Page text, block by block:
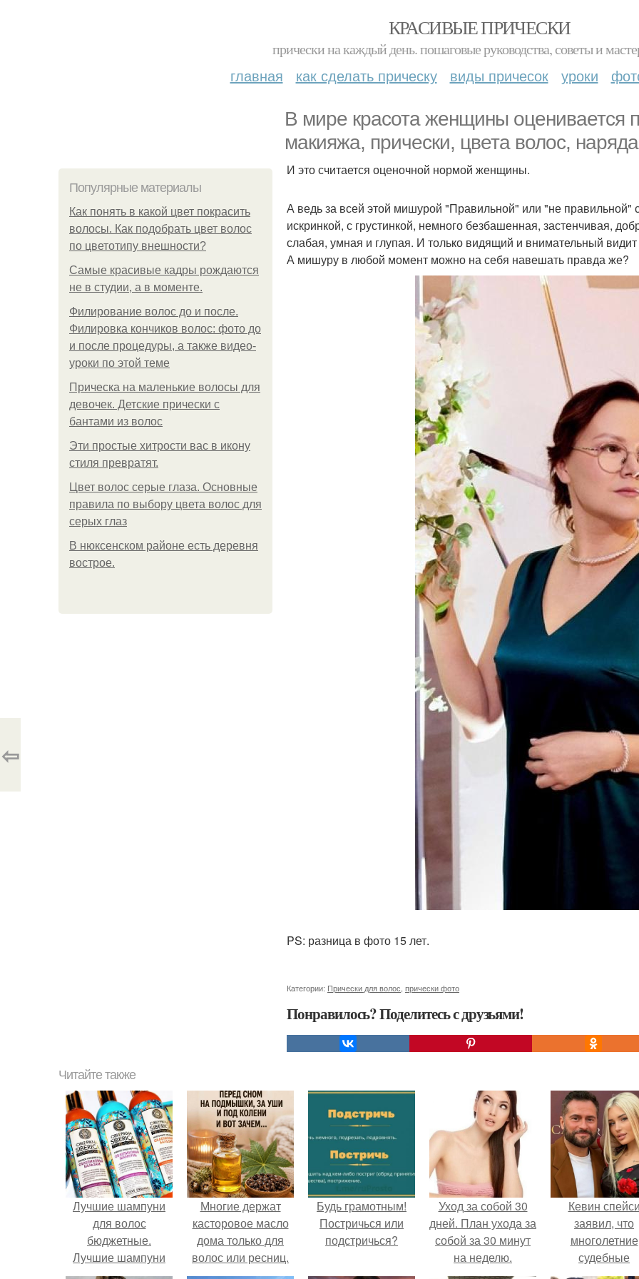
КРАСИВЫЕ ПРИЧЕСКИ
прически на каждый день. пошаговые руководства, советы и
главная как сделать прическу виды причесок уроки
В мире красота женщины оценивается
макияжа, прически, цвета волос,
Популярные материалы
Как понять в какой цвет покрасить
волосы. Как подобрать цвет волос
по цветотипу внешности?
Самые красивые кадры рождаются
не в студии, а в моменте.
Филирование волос до и после.
Филировка кончиков волос: фото до
и после процедуры, а также видео-
уроки по этой теме
Прическа на маленькие волосы для
девочек. Детские прически с
бантами из волос
Эти простые хитрости вас в икону
стиля превратят.
Цвет волос серые глаза. Основные
правила по выбору цвета волос для
серых глаз
В нюксенском районе есть деревня
вострое.
И это считается оценочной нормой женщины.
А ведь за всей этой мишурой "Правильной" или "не правильной"
искринкой, с грустинкой, немного безбашенная, застенчивая,
слабая, умная и глупая. И только видящий и внимательный
А мишуру в любой момент можно на себя навешать правда же?
PS: разница в фото 15 лет.
Категории: Прически для волос прически фото
Понравилось? Поделитесь с друзьями!
⇦
Читайте также
Лучшие шампуни
для волос
бюджетные.
Лучшие шампуни
для тонких жирных
Многие держат
касторовое масло
дома только для
волос или ресниц.
Будь грамотным!
Постричься или
подстричься?
Уход за собой 30
дней. План ухода за
собой за 30 минут
на неделю.
Кевин
заявил, что
многолетние
судебные